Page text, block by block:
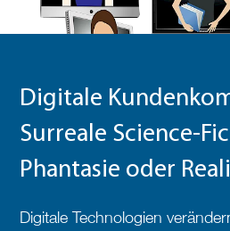
Digitale
Surreale Science-
Phantasie oder
Digitale Technologien